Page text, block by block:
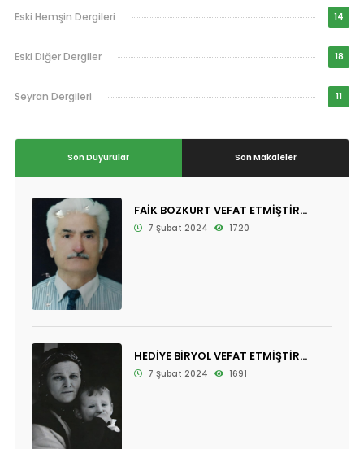
Eski Hemşin Dergileri 14
Eski Diğer Dergiler 18
Seyran Dergileri 11
Son Duyurular Son Makaleler
FAİK BOZKURT VEFAT ETMİŞTİR...
7 Şubat 2024 1720
HEDİYE BİRYOL VEFAT ETMİŞTİR...
7 Şubat 2024 1691